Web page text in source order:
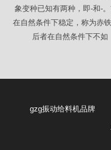
象变种已知有两种，即-和-
在自然条件下稳定，称为赤铁
后者在自然条件下不如
gzg振动给料机品牌